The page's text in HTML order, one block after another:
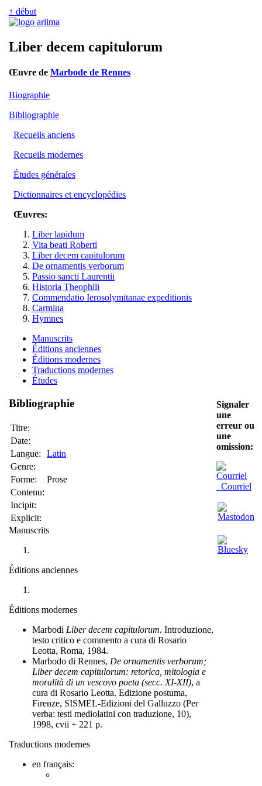
↑ début
Liber decem capitulorum
Œuvre de Marbode de Rennes
Biographie
Bibliographie
Recueils anciens
Recueils modernes
Études générales
Dictionnaires et encyclopédies
Œuvres:
Liber lapidum
Vita beati Roberti
Liber decem capitulorum
De ornamentis verborum
Passio sancti Laurentii
Historia Theophili
Commendatio Ierosolymitanae expeditionis
Carmina
Hymnes
Manuscrits
Éditions anciennes
Éditions modernes
Traductions modernes
Études
Bibliographie
Titre:
Date:
Langue:
Latin
Genre:
Forme:
Prose
Contenu:
Incipit:
Explicit:
Manuscrits
Éditions anciennes
Éditions modernes
Marbodi Liber decem capitulorum. Introduzione,
testo critico e commento a cura di Rosario
Leotta, Roma, 1984.
Marbodo di Rennes, De ornamentis verborum;
Liber decem capitulorum: retorica, mitologia e
moralità di un vescovo poeta (secc. XI-XII), a
cura di Rosario Leotta. Edizione postuma,
Firenze, SISMEL-Edizioni del Galluzzo (Per
verba: testi mediolatini con traduzione, 10),
1998, cvii + 221 p.
Traductions modernes
en français:
Signaler
une
erreur ou
une
omission:
Courriel